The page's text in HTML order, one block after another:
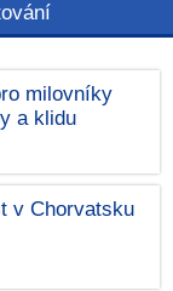
milovníky
a klidu
v Chorvatsku